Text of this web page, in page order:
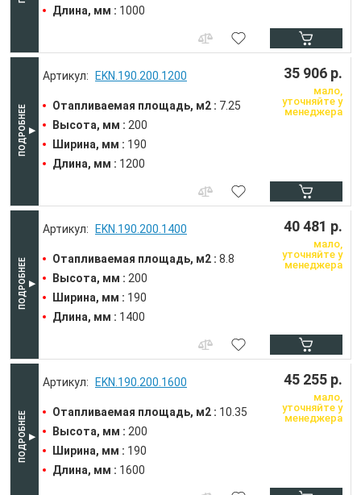
Длина, мм : 1000
EKN.190.200.1200
Отапливаемая площадь, м2 : 7.25
Высота, мм : 200
Ширина, мм : 190
Длина, мм : 1200
35 906 р.
мало,
уточняйте у
менеджера
EKN.190.200.1400
Отапливаемая площадь, м2 : 8.8
Высота, мм : 200
Ширина, мм : 190
Длина, мм : 1400
40 481 р.
мало,
уточняйте у
менеджера
EKN.190.200.1600
Отапливаемая площадь, м2 : 10.35
Высота, мм : 200
Ширина, мм : 190
Длина, мм : 1600
45 255 р.
мало,
уточняйте у
менеджера